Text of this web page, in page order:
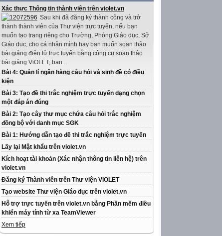
Xác thực Thông tin thành viên trên violet.vn
Sau khi đã đăng ký thành công và trở
thành thành viên của Thư viện trực tuyến, nếu bạn
muốn tạo trang riêng cho Trường, Phòng Giáo dục, Sở
Giáo dục, cho cá nhân mình hay bạn muốn soạn thảo
bài giảng điện tử trực tuyến bằng công cụ soạn thảo
bài giảng ViOLET, bạn...
Bài 4: Quản lí ngân hàng câu hỏi và sinh đề có điều
kiện
Bài 3: Tạo đề thi trắc nghiệm trực tuyến dạng chọn
một đáp án đúng
Bài 2: Tạo cây thư mục chứa câu hỏi trắc nghiệm
đồng bộ với danh mục SGK
Bài 1: Hướng dẫn tạo đề thi trắc nghiệm trực tuyến
Lấy lại Mật khẩu trên violet.vn
Kích hoạt tài khoản (Xác nhận thông tin liên hệ) trên
violet.vn
Đăng ký Thành viên trên Thư viện ViOLET
Tạo website Thư viện Giáo dục trên violet.vn
Hỗ trợ trực tuyến trên violet.vn bằng Phần mềm điều
khiển máy tính từ xa TeamViewer
Xem tiếp